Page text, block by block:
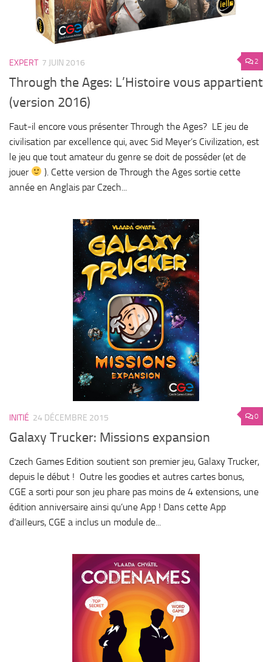
2
EXPERT 7 JUIN 2016
Through the Ages: L’Histoire vous appartient
(version 2016)
Faut-il encore vous présenter Through the Ages? LE jeu de
civilisation par excellence qui, avec Sid Meyer’s Civilization, est
le jeu que tout amateur du genre se doit de posséder (et de
jouer
). Cette version de Through the Ages sortie cette
année en Anglais par Czech...
0
INITIÉ 24 DÉCEMBRE 2015
Galaxy Trucker: Missions expansion
Czech Games Edition soutient son premier jeu, Galaxy Trucker,
depuis le début ! Outre les goodies et autres cartes bonus,
CGE a sorti pour son jeu phare pas moins de 4 extensions, une
édition anniversaire ainsi qu’une App ! Dans cette App
d’ailleurs, CGE a inclus un module de...